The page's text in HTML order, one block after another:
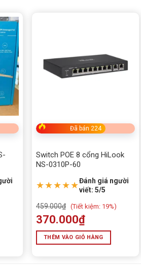
KIỆN
hãng, giá rẻ, miễn phí lắp đặt
Đã bán 224
Switch POE 8 cổng HiLook
NS-0310P-60
★★★★★Đánh giá người
viết: 5/5
459.000₫ (Tiết kiệm: 19%)
370.000₫
THÊM VÀO GIỎ HÀNG